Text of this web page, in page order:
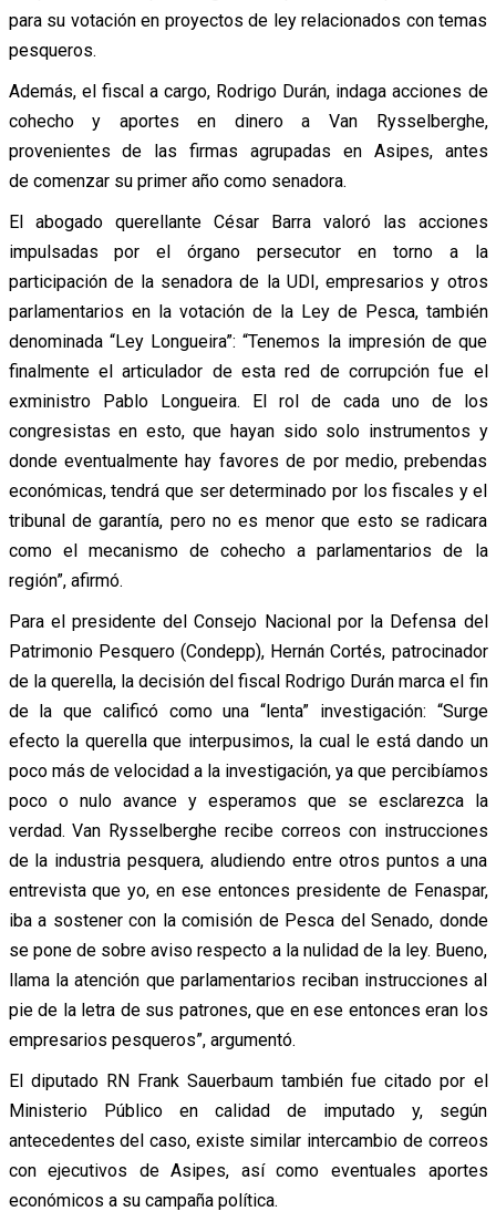
para su votación en proyectos de ley relacionados con temas
pesqueros.
Además, el fiscal a cargo, Rodrigo Durán, indaga acciones de
cohecho y aportes en dinero a Van Rysselberghe,
provenientes de las firmas agrupadas en Asipes, antes
de comenzar su primer año como senadora.
El abogado querellante César Barra valoró las acciones
impulsadas por el órgano persecutor en torno a la
participación de la senadora de la UDI, empresarios y otros
parlamentarios en la votación de la Ley de Pesca, también
denominada “Ley Longueira”: “Tenemos la impresión de que
finalmente el articulador de esta red de corrupción fue el
exministro Pablo Longueira. El rol de cada uno de los
congresistas en esto, que hayan sido solo instrumentos y
donde eventualmente hay favores de por medio, prebendas
económicas, tendrá que ser determinado por los fiscales y el
tribunal de garantía, pero no es menor que esto se radicara
como el mecanismo de cohecho a parlamentarios de la
región”, afirmó.
Para el presidente del Consejo Nacional por la Defensa del
Patrimonio Pesquero (Condepp), Hernán Cortés, patrocinador
de la querella, la decisión del fiscal Rodrigo Durán marca el fin
de la que calificó como una “lenta” investigación: “Surge
efecto la querella que interpusimos, la cual le está dando un
poco más de velocidad a la investigación, ya que percibíamos
poco o nulo avance y esperamos que se esclarezca la
verdad. Van Rysselberghe recibe correos con instrucciones
de la industria pesquera, aludiendo entre otros puntos a una
entrevista que yo, en ese entonces presidente de Fenaspar,
iba a sostener con la comisión de Pesca del Senado, donde
se pone de sobre aviso respecto a la nulidad de la ley. Bueno,
llama la atención que parlamentarios reciban instrucciones al
pie de la letra de sus patrones, que en ese entonces eran los
empresarios pesqueros”, argumentó.
El diputado RN Frank Sauerbaum también fue citado por el
Ministerio Público en calidad de imputado y, según
antecedentes del caso, existe similar intercambio de correos
con ejecutivos de Asipes, así como eventuales aportes
económicos a su campaña política.